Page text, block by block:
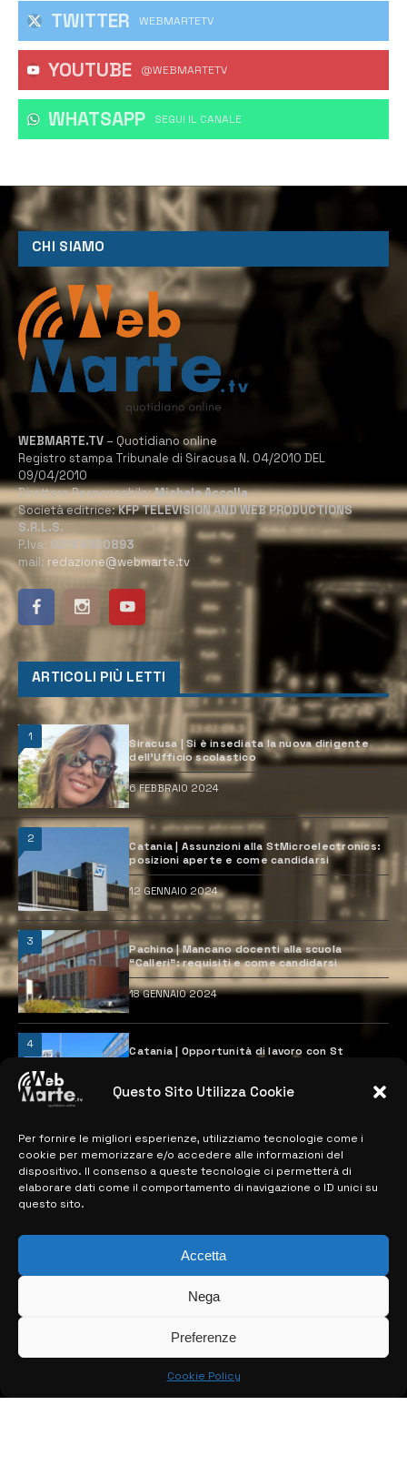
Questo Sito Utilizza Cookie
Per fornire le migliori esperienze, utilizziamo tecnologie come i
cookie per memorizzare e/o accedere alle informazioni del
dispositivo. Il consenso a queste tecnologie ci permetterà di
elaborare dati come il comportamento di navigazione o ID unici su
questo sito.
Accetta
Nega
Preferenze
Cookie Policy
TWITTER WEBMARTETV
YOUTUBE @WEBMARTETV
WHATSAPP ‎SEGUI IL CANALE
CHI SIAMO
WEBMARTE.TV – Quotidiano online
Registro stampa Tribunale di Siracusa N. 04/2010 DEL
09/04/2010
Direttore Responsabile:Michele Accolla
Società editrice:KFP TELEVISION AND WEB PRODUCTIONS
S.R.L.S.
P.Iva: 02184950893
mail: redazione@webmarte.tv
ARTICOLI PIÙ LETTI
1
Siracusa | Si è insediata la nuova dirigente
dell’Ufficio scolastico
6 FEBBRAIO 2024
2
Catania | Assunzioni alla StMicroelectronics:
posizioni aperte e come candidarsi
12 GENNAIO 2024
3
Pachino | Mancano docenti alla scuola
“Calleri”: requisiti e come candidarsi
18 GENNAIO 2024
4
Catania | Opportunità di lavoro con St
28 MARZO 2024
MAPPA DEL SITO
> NOTIZIE
> CONTATTI